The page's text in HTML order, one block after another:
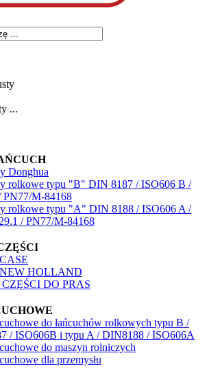
...
Donghua
rolkowe typu "B" DIN 8187 / ISO606 B /
PN77/M-84168
rolkowe typu "A" DIN 8188 / ISO606 A /
/ PN77/M-84168
HOLLAND
DO PRAS
do łańcuchów rolkowych typu B /
/ ISO606B i typu A / DIN8188 / ISO606A
do maszyn rolniczych
dla przemysłu